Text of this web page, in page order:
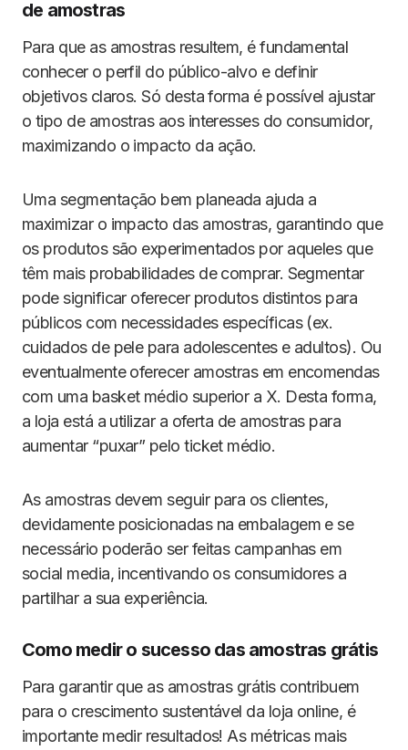
de amostras
Para que as amostras resultem, é fundamental
conhecer o perfil do público-alvo e definir
objetivos claros. Só desta forma é possível ajustar
o tipo de amostras aos interesses do consumidor,
maximizando o impacto da ação.
Uma segmentação bem planeada ajuda a
maximizar o impacto das amostras, garantindo que
os produtos são experimentados por aqueles que
têm mais probabilidades de comprar. Segmentar
pode significar oferecer produtos distintos para
públicos com necessidades específicas (ex.
cuidados de pele para adolescentes e adultos). Ou
eventualmente oferecer amostras em encomendas
com uma basket médio superior a X. Desta forma,
a loja está a utilizar a oferta de amostras para
aumentar “puxar” pelo ticket médio.
As amostras devem seguir para os clientes,
devidamente posicionadas na embalagem e se
necessário poderão ser feitas campanhas em
social media, incentivando os consumidores a
partilhar a sua experiência.
Como medir o sucesso das amostras grátis
Para garantir que as amostras grátis contribuem
para o crescimento sustentável da loja online, é
importante medir resultados! As métricas mais